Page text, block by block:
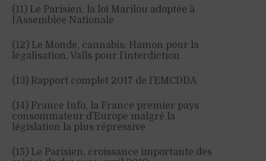
(11) Le Parisien, la loi Marilou adoptée à
l’Assemblée Nationale
(12) Le Monde, cannabis: Hamon pour la
légalisation, Valls pour l’interdiction
(13) Rapport complet 2017 de l’EMCDDA
(14) France Info, la France premier pays
consommateur d’Europe malgré la
législation la plus répressive
(15) Le Parisien, croissance importante des